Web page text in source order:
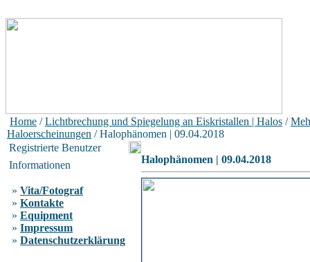
Home /Lichtbrechung und Spiegelung an Eiskristallen | Halos /
Haloerscheinungen / Halophänomen | 09.04.2018
Registrierte Benutzer
Informationen
» Vita/Fotograf
» Kontakte
» Equipment
» Impressum
» Datenschutzerklärung
Halophänomen | 09.04.2018